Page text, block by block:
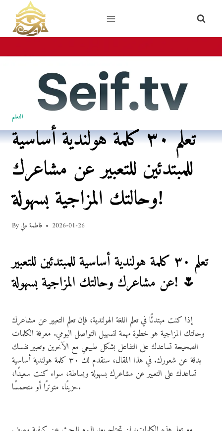
content
التعلم
تعلم ٣٠ كلمة هولندية أساسية
للمبتدئين للتعبير عن مشاعرك
وحالتك المزاجية بسهولة!
Byفاطمة علي 2026-01-26
تعلم ٣٠ كلمة هولندية أساسية للمبتدئين للتعبير
عن مشاعرك وحالتك المزاجية بسهولة! 🌷
إذا كنت مبتدئًا في تعلم اللغة الهولندية، فإن تعلم التعبير عن مشاعرك
وحالتك المزاجية هو خطوة مهمة لتسهيل التواصل اليومي. معرفة الكلمات
الصحيحة تساعدك على التفاعل بشكل طبيعي مع الآخرين وتعبير نفسك
بدقة عن شعورك. في هذا المقال، سنقدم لك ٣٠ كلمة هولندية أساسية
تساعدك على التعبير عن مشاعرك بسهولة وبساطة، سواء كنت سعيدًا،
حزينًا، متوترًا أو متحمسًا.